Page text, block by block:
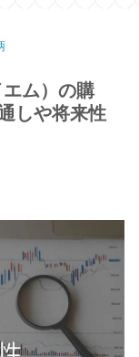
ム）の購
しや将来性